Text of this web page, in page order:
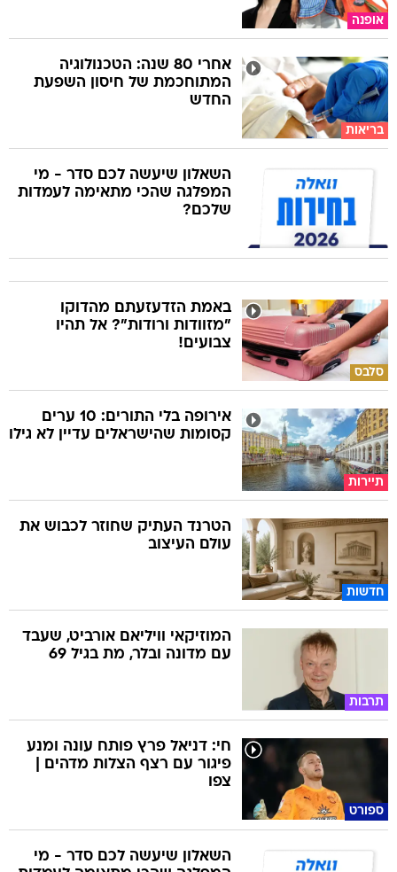
אופנה
בריאות
אחרי 80 שנה: הטכנולוגיה
המתוחכמת של חיסון השפעת
החדש
השאלון שיעשה לכם סדר - מי
המפלגה שהכי מתאימה לעמדות
שלכם?
סלבס
באמת הזדעזעתם מהדוקו
"מזוודות ורודות"? אל תהיו
צבועים!
תיירות
אירופה בלי התורים: 10 ערים
קסומות שהישראלים עדיין לא גילו
חדשות
הטרנד העתיק שחוזר לכבוש את
עולם העיצוב
תרבות
המוזיקאי וויליאם אורביט, שעבד
עם מדונה ובלר, מת בגיל 69
ספורט
חי: דניאל פרץ פותח עונה ומנע
פיגור עם רצף הצלות מדהים |
צפו
השאלון שיעשה לכם סדר - מי